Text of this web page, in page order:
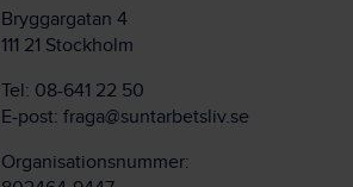
Bryggargatan 4
111 21 Stockholm
Tel: 08-641 22 50
E-post: fraga@suntarbetsliv.se
Organisationsnummer: